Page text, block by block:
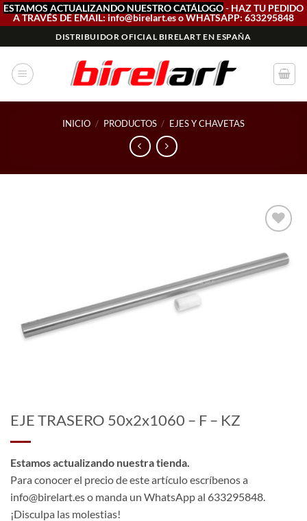
ESTAMOS ACTUALIZANDO NUESTRO CATÁLOGO- HAZ TU PEDIDO
A TRAVÉS DE EMAIL: info@birelart.es o WHATSAPP: 633295848
al
contenido
DISTRIBUIDOR OFICIAL BIRELART EN ESPAÑA
INICIO / PRODUCTOS / EJES Y CHAVETAS
wishlist
EJE TRASERO 50x2x1060 – F – KZ
Estamos actualizando nuestra tienda.
Para conocer el precio de este artículo escríbenos a
info@birelart.es o manda un WhatsApp al 633295848.
¡Disculpa las molestias!